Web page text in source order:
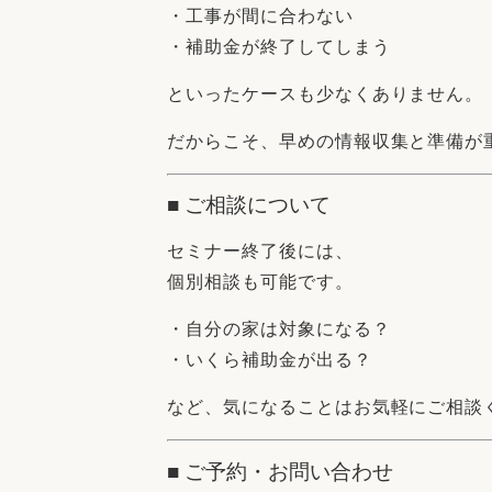
・工事が間に合わない
・補助金が終了してしまう
といったケースも少なくありません。
だからこそ、早めの情報収集と準備が
■ ご相談について
セミナー終了後には、
個別相談も可能です。
・自分の家は対象になる？
・いくら補助金が出る？
など、気になることはお気軽にご相談
■ ご予約・お問い合わせ